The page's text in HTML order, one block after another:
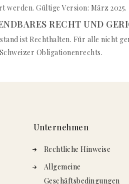
werden. Gültige Version: März 2025.
RECHT UND
ist Rechthalten. Für alle nicht
Schweizer Obligationenrechts.
Unternehmen
Rechtliche Hinweise
Allgemeine
Geschäftsbedingungen